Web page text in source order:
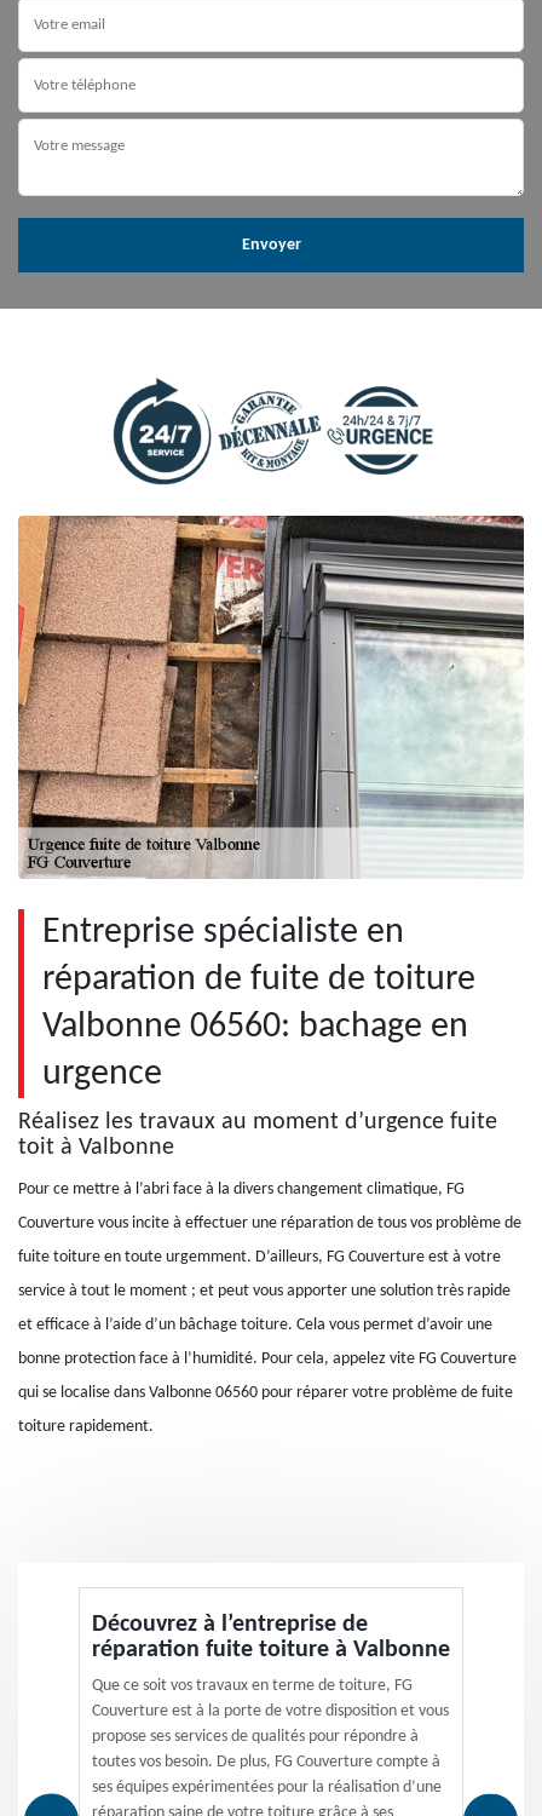
Entreprise spécialiste en
réparation de fuite de toiture
Valbonne 06560: bachage en
urgence
Réalisez les travaux au moment d’urgence fuite
toit à Valbonne
Pour ce mettre à l’abri face à la divers changement climatique, FG
Couverture vous incite à effectuer une réparation de tous vos problème de
fuite toiture en toute urgemment. D’ailleurs, FG Couverture est à votre
service à tout le moment ; et peut vous apporter une solution très rapide
et efficace à l’aide d’un bâchage toiture. Cela vous permet d’avoir une
bonne protection face à l’humidité. Pour cela, appelez vite FG Couverture
qui se localise dans Valbonne 06560 pour réparer votre problème de fuite
toiture rapidement.
Découvrez à l’entreprise de
réparation fuite toiture à Valbonne
Que ce soit vos travaux en terme de toiture, FG
Couverture est à la porte de votre disposition et vous
propose ses services de qualités pour répondre à
toutes vos besoin. De plus, FG Couverture compte à
ses équipes expérimentées pour la réalisation d’une